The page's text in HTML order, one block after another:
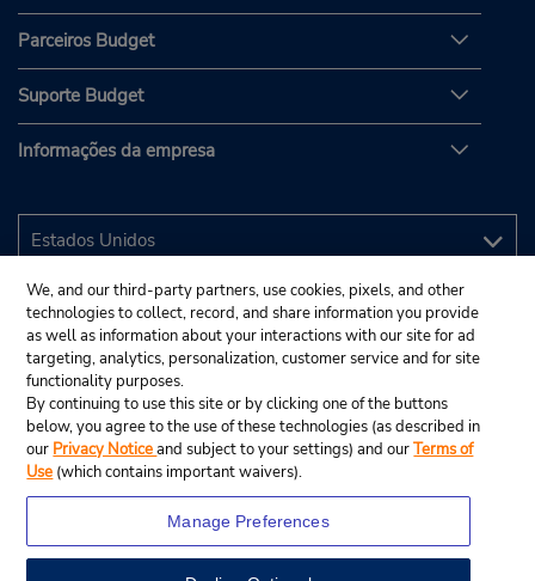
Parceiros Budget
Suporte Budget
Informações da empresa
We, and our third-party partners, use cookies, pixels, and other
technologies to collect, record, and share information you provide
as well as information about your interactions with our site for ad
targeting, analytics, personalization, customer service and for site
functionality purposes.
By continuing to use this site or by clicking one of the buttons
below, you agree to the use of these technologies (as described in
our Privacy Noticeand subject to your settings) and ourTerms of
Use (which contains important waivers).
Manage Preferences